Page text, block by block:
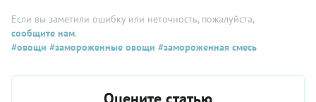
Если вы заметили ошибку или неточность, пожалуйста,
сообщите нам.
#овощи #замороженные овощи #замороженная смесь